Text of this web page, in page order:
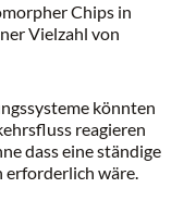
Chips in
Vielzahl von
könnten
reagieren
dass eine ständige
erforderlich wäre.